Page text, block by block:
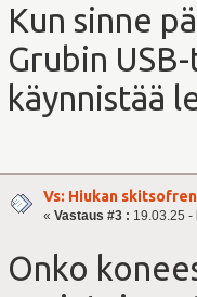
Kun sinne
Grubin
käynnistää
Vs: Hiukan
« Vastaus #3 : 19.03.25 -
Onko